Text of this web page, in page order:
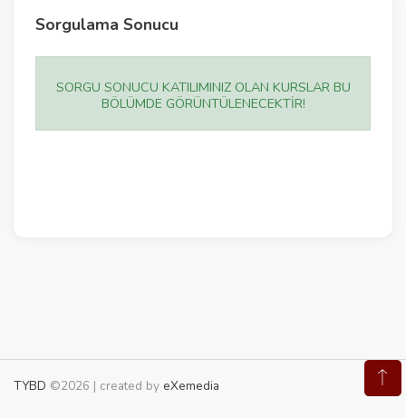
Sorgulama Sonucu
SORGU SONUCU KATILIMINIZ OLAN KURSLAR BU
BÖLÜMDE GÖRÜNTÜLENECEKTİR!
TYBD ©2026 | created by eXemedia